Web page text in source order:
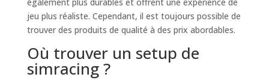
jeu plus réaliste. Cependant, il est toujours possible de
trouver des produits de qualité à des prix abordables.
Où trouver un setup de
simracing ?